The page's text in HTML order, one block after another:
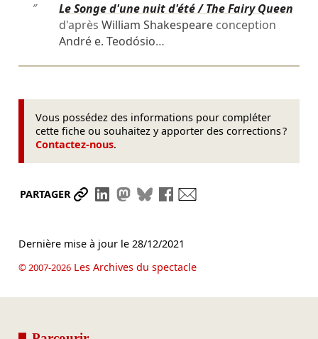
″
Le Songe d'une nuit d'été / The Fairy Queen
d'après William Shakespeareconception
André e. Teodósio…
Vous possédez des informations pour compléter
cette fiche ou souhaitez y apporter des corrections ?
Contactez-nous.
PARTAGER Partager le lien
Partager sur LinkedIn
Partager sur Mastodon
Partager sur Bluesky
Partager sur Facebook
Dernière mise à jour le 28/12/2021
© 2007-2026Les Archives du spectacle